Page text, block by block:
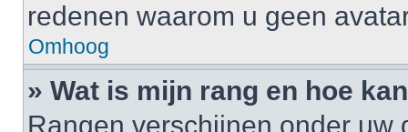
redenen waarom u geen
Omhoog
» Wat is mijn rang en hoe
Rangen verschijnen onder uw